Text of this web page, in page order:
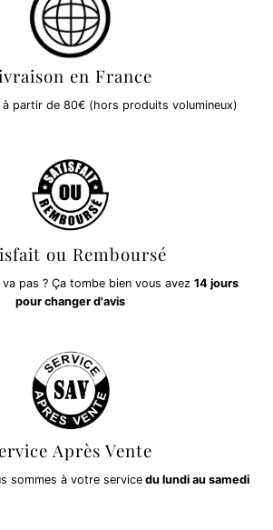
en France
à partir de 80€ (hors produits volumineux)
ou Remboursé
pas ? Ça tombe bien vous avez 14 jours
pour changer d'avis
Après Vente
sommes à votre servicedu lundi au samedi